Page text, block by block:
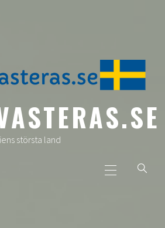
största land
Menu